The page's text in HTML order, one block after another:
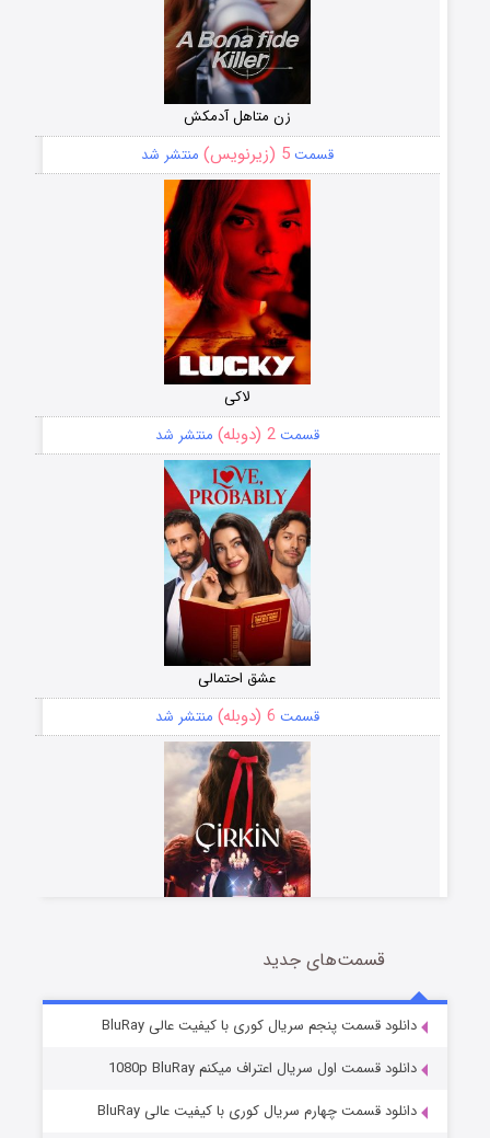
زن متاهل آدمکش
قسمت5 (زیرنویس) منتشر شد
لاکی
قسمت2 (دوبله) منتشر شد
عشق احتمالی
قسمت 6 (دوبله) منتشر شد
سریال زشت
قسمت5 (زیرنویس) منتشر شد
قسمت‌های جدید
دانلود قسمت پنجم سریال کوری با کیفیت عالی BluRay
دانلود قسمت اول سریال اعتراف میکنم 1080p BluRay
دانلود قسمت چهارم سریال کوری با کیفیت عالی BluRay